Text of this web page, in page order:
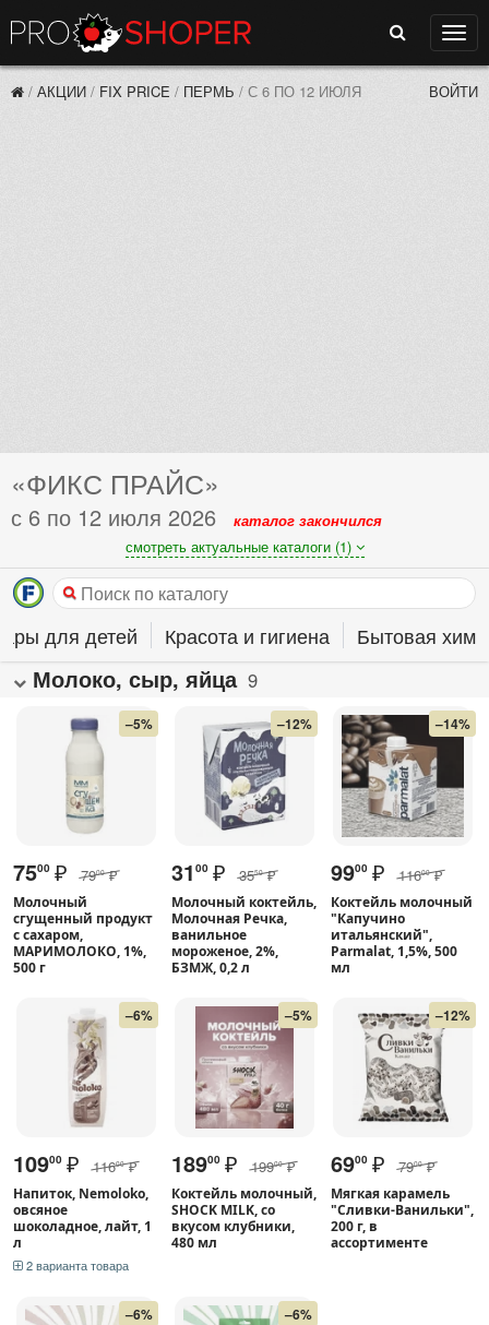
Поиск
/ АКЦИИ / FIX PRICE / ПЕРМЬ / С 6 ПО 12 ИЮЛЯ ВОЙТИ
«ФИКС ПРАЙС»
с 6 по 12 июля 2026
каталог закончился
смотреть актуальные каталоги (1)
для детей Красота и гигиена Бытовая
Молоко, сыр, яйца 9
–5%
7500 ₽ 7900 ₽
Молочный
сгущенный продукт
с сахаром,
МАРИМОЛОКО, 1%,
500 г
–12%
3100 ₽ 3550 ₽
Молочный коктейль,
Молочная Речка,
ванильное
мороженое, 2%,
БЗМЖ, 0,2 л
–14%
9900 ₽ 11600 ₽
Коктейль молочный
"Капучино
итальянский",
Parmalat, 1,5%, 500
мл
–6%
10900 ₽ 11600 ₽
Напиток, Nemoloko,
овсяное
шоколадное, лайт, 1
л
2 варианта товара
–5%
18900 ₽ 19900 ₽
Коктейль молочный,
SHOCK MILK, со
вкусом клубники,
480 мл
–12%
6900 ₽ 7900 ₽
Мягкая карамель
"Сливки-Ванильки",
200 г, в
ассортименте
–6% –6%